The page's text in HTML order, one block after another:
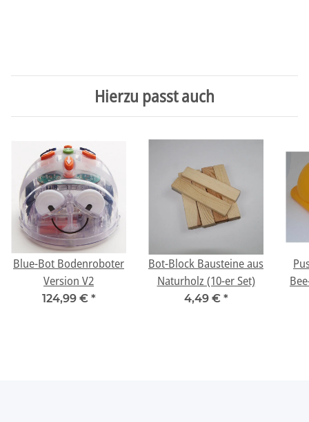
Hierzu passt auch
Blue-Bot Bodenroboter
Version V2
124,99 € *
Bot-Block Bausteine aus
Naturholz (10-er Set)
4,49 € *